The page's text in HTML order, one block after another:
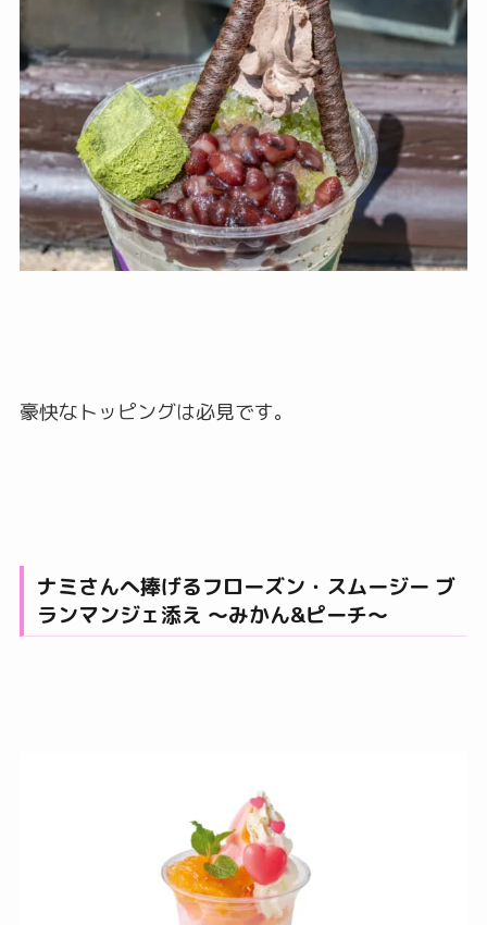
豪快なトッピングは必見です。
ナミさんへ捧げるフローズン・スムージー ブ
ランマンジェ添え ～みかん&ピーチ～